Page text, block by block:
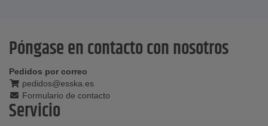
Póngase en contacto con nosotros
Pedidos por correo
pedidos@esska.es
Formulario de contacto
Servicio